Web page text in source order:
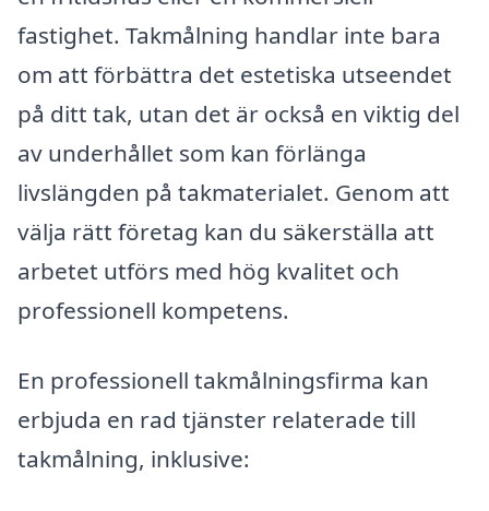
fastighet. Takmålning handlar inte bara
om att förbättra det estetiska utseendet
på ditt tak, utan det är också en viktig del
av underhållet som kan förlänga
livslängden på takmaterialet. Genom att
välja rätt företag kan du säkerställa att
arbetet utförs med hög kvalitet och
professionell kompetens.
En professionell takmålningsfirma kan
erbjuda en rad tjänster relaterade till
takmålning, inklusive: